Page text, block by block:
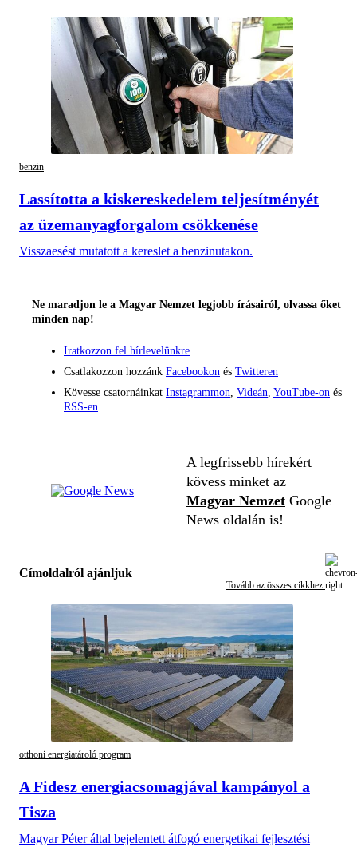
benzin
Lassította a kiskereskedelem teljesítményét
az üzemanyagforgalom csökkenése
Visszaesést mutatott a kereslet a benzinutakon.
Ne maradjon le a Magyar Nemzet legjobb írásairól, olvassa őket
minden nap!
Iratkozzon fel hírlevelünkre
Csatlakozzon hozzánk Facebookon és Twitteren
Kövesse csatornáinkat Instagrammon, Videán, YouTube-on és
RSS-en
A legfrissebb hírekért
kövess minket az
Magyar Nemzet Google
News oldalán is!
Címoldalról ajánljuk
Tovább az összes cikkhez
otthoni energiatároló program
A Fidesz energiacsomagjával kampányol a
Tisza
Magyar Péter által bejelentett átfogó energetikai fejlesztési